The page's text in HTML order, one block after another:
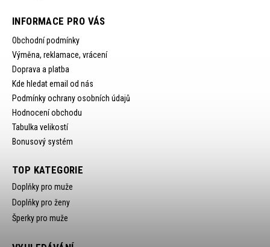
INFORMACE PRO VÁS
Obchodní podmínky
Výměna, reklamace, vrácení
Doprava a platba
Kde hledat email od nás
Podmínky ochrany osobních údajů
Hodnocení obchodu
Tabulka velikostí
Bonusový systém
TOP KATEGORIE
Doplňky pro muže
Doplňky pro ženy
Šperky pro muže